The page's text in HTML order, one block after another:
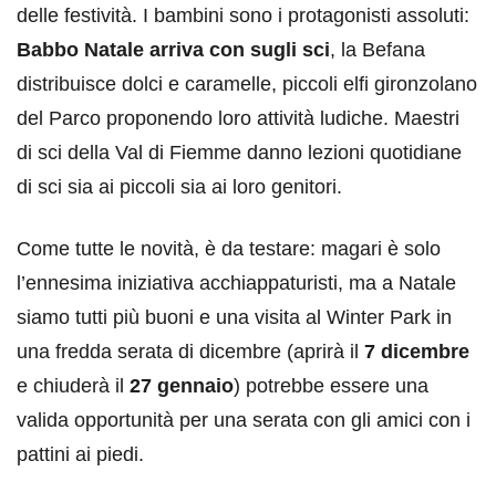
delle festività. I bambini sono i protagonisti assoluti:
Babbo Natale arriva con sugli sci, la Befana
distribuisce dolci e caramelle, piccoli elfi gironzolano
del Parco proponendo loro attività ludiche. Maestri
di sci della Val di Fiemme danno lezioni quotidiane
di sci sia ai piccoli sia ai loro genitori.
Come tutte le novità, è da testare: magari è solo
l’ennesima iniziativa acchiappaturisti, ma a Natale
siamo tutti più buoni e una visita al Winter Park in
una fredda serata di dicembre (aprirà il 7 dicembre
e chiuderà il 27 gennaio) potrebbe essere una
valida opportunità per una serata con gli amici con i
pattini ai piedi.